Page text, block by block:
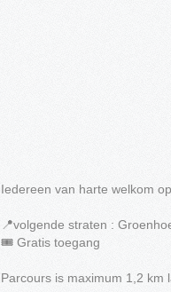
Iedereen van harte welkom
📍volgende straten :
🎟️ Gratis toegang
Parcours is maximum 1,2 km